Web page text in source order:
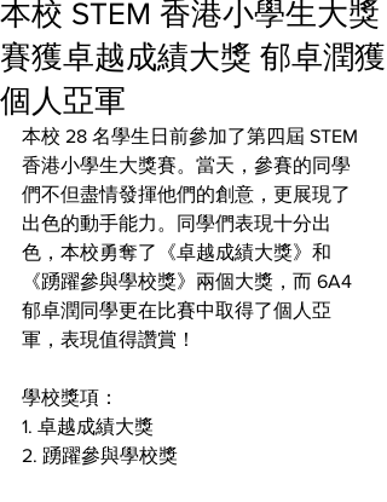
本校 STEM 香港小學生大獎
賽獲卓越成績大獎 郁卓潤獲
個人亞軍
本校 28 名學生日前參加了第四屆 STEM
香港小學生大獎賽。當天，參賽的同學
們不但盡情發揮他們的創意，更展現了
出色的動手能力。同學們表現十分出
色，本校勇奪了《卓越成績大獎》和
《踴躍參與學校獎》兩個大獎，而 6A4
郁卓潤同學更在比賽中取得了個人亞
軍，表現值得讚賞！
學校獎項：
1. 卓越成績大獎
2. 踴躍參與學校獎